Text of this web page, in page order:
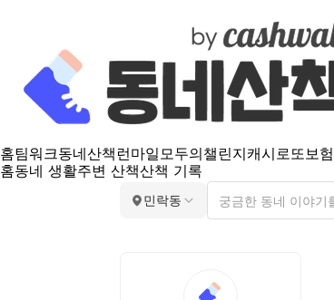
홈팀워크동네산책 런마일모두의챌린지캐시로또보험
홈동네 생활주변 산책산책 기록
민락동